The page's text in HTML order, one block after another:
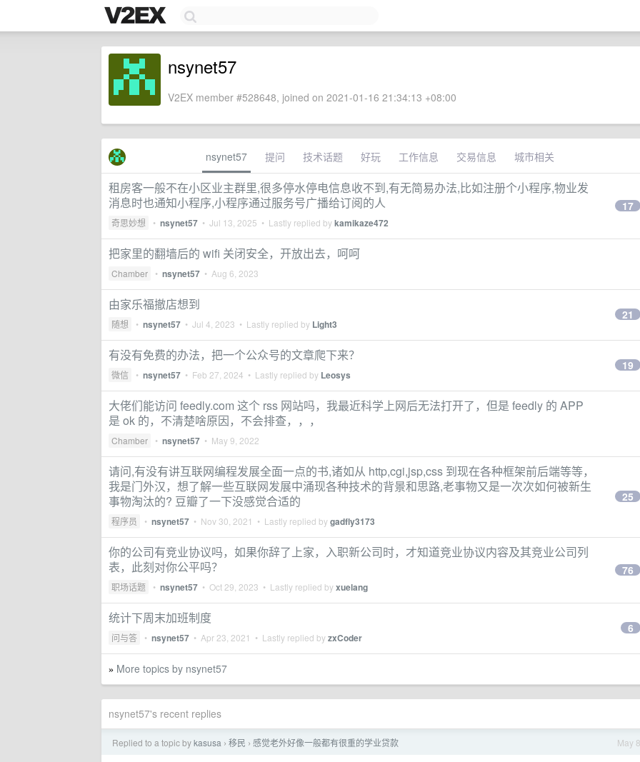
nsynet57
V2EX member #528648, joined on 2021-01-16 21:34:13 +08:00
nsynet57 提问 技术话题 好玩 工作信息 交易信息 城市相关
租房客一般不在小区业主群里,很多停水停电信息收不到,有无简易办法,比如注册个小程序,物业发
消息时也通知小程序,小程序通过服务号广播给订阅的人
奇思妙想 • nsynet57 • Jul 13, 2025 • Lastly replied bykamikaze472
17
把家里的翻墙后的 wifi 关闭安全，开放出去，呵呵
Chamber • nsynet57 • Aug 6, 2023
由家乐福撤店想到
随想 • nsynet57 • Jul 4, 2023 • Lastly replied by Light3
21
有没有免费的办法，把一个公众号的文章爬下来？
微信 • nsynet57 • Feb 27, 2024 • Lastly replied by Leosys
19
大佬们能访问 feedly.com 这个 rss 网站吗，我最近科学上网后无法打开了，但是 feedly 的 APP
是 ok 的，不清楚啥原因，不会排查，，，
Chamber • nsynet57 • May 9, 2022
请问,有没有讲互联网编程发展全面一点的书,诸如从 http,cgi,jsp,css 到现在各种框架前后端等等，
我是门外汉，想了解一些互联网发展中涌现各种技术的背景和思路,老事物又是一次次如何被新生
事物淘汰的? 豆瓣了一下没感觉合适的
程序员 • nsynet57 • Nov 30, 2021 • Lastly replied bygadfly3173
25
你的公司有竞业协议吗，如果你辞了上家，入职新公司时，才知道竞业协议内容及其竞业公司列
表，此刻对你公平吗？
职场话题 • nsynet57 • Oct 29, 2023 • Lastly replied byxuelang
76
统计下周末加班制度
问与答 • nsynet57 • Apr 23, 2021 • Lastly replied byzxCoder
6
» More topics by nsynet57
nsynet57's recent replies
May 8
Replied to a topic bykasusa › 移民 › 感觉老外好像一般都有很重的学业贷款